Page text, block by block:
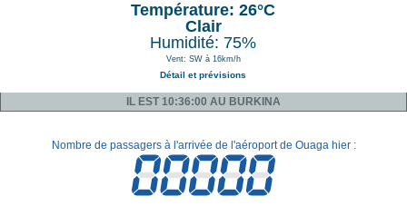
Température: 26°C
Clair
Humidité: 75%
Vent: SW à 16km/h
Détail et prévisions
IL EST 10:36:00 AU BURKINA
Nombre de passagers à l'arrivée de l'aéroport de Ouaga hier :